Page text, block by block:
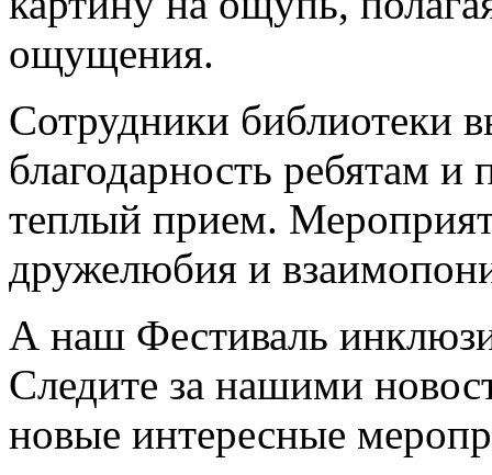
ощущения.
Сотрудники библиотеки
благодарность ребятам и
теплый прием.
дружелюбия и
А наш Фестиваль
Следите за нашими
новые интересные